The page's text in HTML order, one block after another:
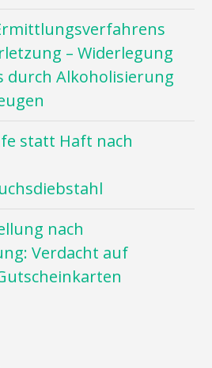
– Widerlegung
durch Alkoholisierung
statt Haft nach
nach
Verdacht auf